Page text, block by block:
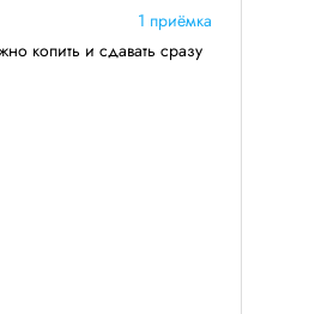
1 приёмка
копить и сдавать сразу